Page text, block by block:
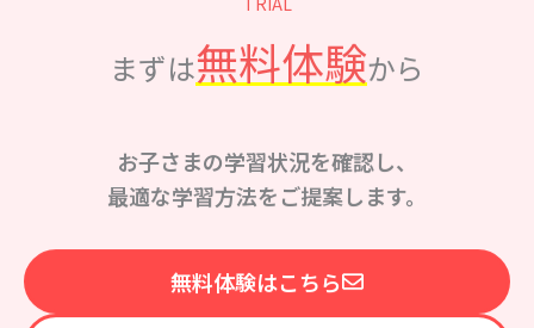
まずは無料体験から
お子さまの学習状況を確認し、
最適な学習方法をご提案します。
無料体験はこちら